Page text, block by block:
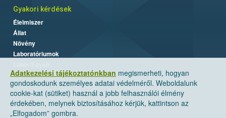
Adatkezelési tájékoztatónkban megismerheti, hogyan
gondoskodunk személyes adatai védelméről. Weboldalunk
cookie-kat (sütiket) használ a jobb felhasználói élmény
érdekében, melynek biztosításához kérjük, kattintson az
„Elfogadom” gombra.
Gyakori kérdések
Élelmiszer
Állat
Növény
Laboratóriumok